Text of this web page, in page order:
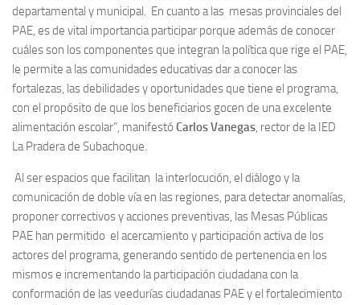
departamental y municipal. En cuanto a las mesas provinciales del
PAE, es de vital importancia participar porque además de conocer
cuáles son los componentes que integran la política que rige el PAE,
le permite a las comunidades educativas dar a conocer las
fortalezas, las debilidades y oportunidades que tiene el programa,
con el propósito de que los beneficiarios gocen de una excelente
alimentación escolar”, manifestó Carlos Vanegas, rector de la IED
La Pradera de Subachoque.
Al ser espacios que facilitan la interlocución, el diálogo y la
comunicación de doble vía en las regiones, para detectar anomalías,
proponer correctivos y acciones preventivas, las Mesas Públicas
PAE han permitido el acercamiento y participación activa de los
actores del programa, generando sentido de pertenencia en los
mismos e incrementando la participación ciudadana con la
conformación de las veedurías ciudadanas PAE y el fortalecimiento